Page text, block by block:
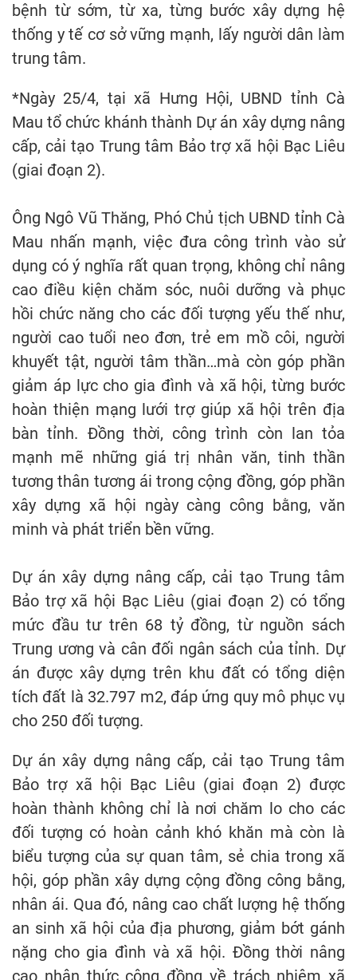
bệnh từ sớm, từ xa, từng bước xây dựng hệ
thống y tế cơ sở vững mạnh, lấy người dân làm
trung tâm.
*Ngày 25/4, tại xã Hưng Hội, UBND tỉnh Cà
Mau tổ chức khánh thành Dự án xây dựng nâng
cấp, cải tạo Trung tâm Bảo trợ xã hội Bạc Liêu
(giai đoạn 2).
Ông Ngô Vũ Thăng, Phó Chủ tịch UBND tỉnh Cà
Mau nhấn mạnh, việc đưa công trình vào sử
dụng có ý nghĩa rất quan trọng, không chỉ nâng
cao điều kiện chăm sóc, nuôi dưỡng và phục
hồi chức năng cho các đối tượng yếu thế như,
người cao tuổi neo đơn, trẻ em mồ côi, người
khuyết tật, người tâm thần…mà còn góp phần
giảm áp lực cho gia đình và xã hội, từng bước
hoàn thiện mạng lưới trợ giúp xã hội trên địa
bàn tỉnh. Đồng thời, công trình còn lan tỏa
mạnh mẽ những giá trị nhân văn, tinh thần
tương thân tương ái trong cộng đồng, góp phần
xây dựng xã hội ngày càng công bằng, văn
minh và phát triển bền vững.
Dự án xây dựng nâng cấp, cải tạo Trung tâm
Bảo trợ xã hội Bạc Liêu (giai đoạn 2) có tổng
mức đầu tư trên 68 tỷ đồng, từ nguồn sách
Trung ương và cân đối ngân sách của tỉnh. Dự
án được xây dựng trên khu đất có tổng diện
tích đất là 32.797 m2, đáp ứng quy mô phục vụ
cho 250 đối tượng.
Dự án xây dựng nâng cấp, cải tạo Trung tâm
Bảo trợ xã hội Bạc Liêu (giai đoạn 2) được
hoàn thành không chỉ là nơi chăm lo cho các
đối tượng có hoàn cảnh khó khăn mà còn là
biểu tượng của sự quan tâm, sẻ chia trong xã
hội, góp phần xây dựng cộng đồng công bằng,
nhân ái. Qua đó, nâng cao chất lượng hệ thống
an sinh xã hội của địa phương, giảm bớt gánh
nặng cho gia đình và xã hội. Đồng thời nâng